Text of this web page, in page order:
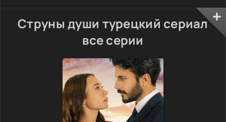
Струны души турецкий сериал
все серии